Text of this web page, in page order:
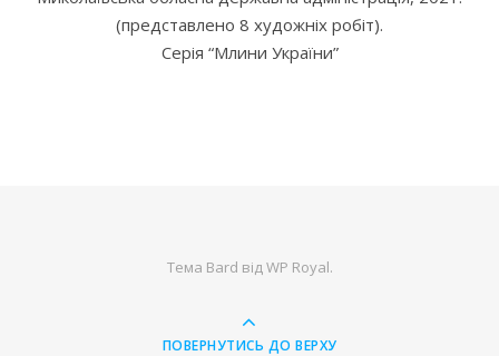
(представлено 8 художніх робіт).
Серія “Млини України”
Тема Bard відWP Royal.
ПОВЕРНУТИСЬ ДО ВЕРХУ